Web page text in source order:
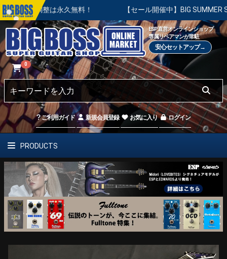
整は永久無料！ 【セール開催中】BIG SUMMER SALE |
ESP直営オンラインショップ
専属リペアマンが常駐
安心セットアップ→
0
ご利用ガイド 新規会員登録 お気に入り ログイン
PRODUCTS